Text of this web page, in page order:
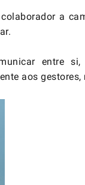
a
entre
aos